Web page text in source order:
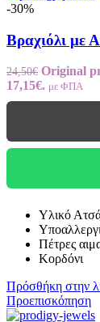
-30%
Βραχιόλι με
24,50€ Original
17,15€. με ΦΠΑ
Υλικό
Πέτρες
Κορδόνι
Πρόσθήκη στην
Προεπισκόπηση